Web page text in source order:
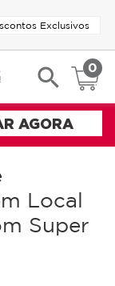
Exclusivos
search 0
Local
Super
AGORA